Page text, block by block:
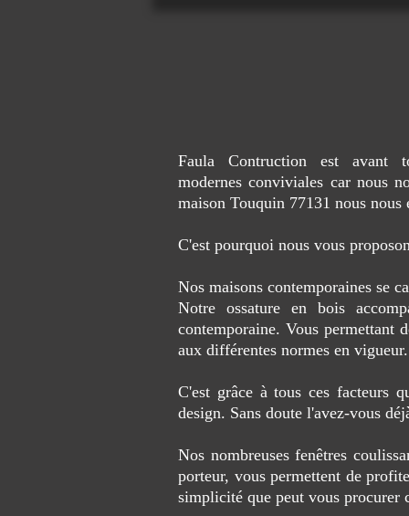
Faula Contruction est avant
modernes conviviales car nous
maison Touquin 77131 nous nous
C'est pourquoi nous vous
Nos maisons contemporaines se
Notre ossature en bois
contemporaine. Vous permettant
aux différentes normes en vigueur.
C'est grâce à tous ces facteurs
design. Sans doute l'avez-vous
Nos nombreuses fenêtres
porteur, vous permettent de
simplicité que peut vous procurer